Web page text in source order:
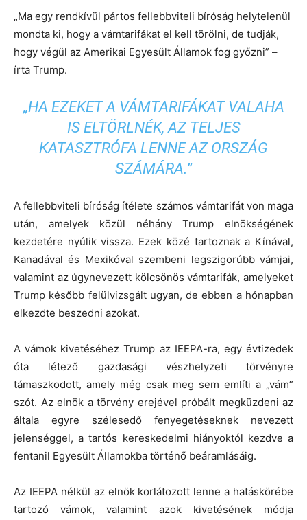
„Ma egy rendkívül pártos fellebbviteli bíróság helytelenül
mondta ki, hogy a vámtarifákat el kell törölni, de tudják,
hogy végül az Amerikai Egyesült Államok fog győzni” –
írta Trump.
„HA EZEKET A VÁMTARIFÁKAT VALAHA
IS ELTÖRLNÉK, AZ TELJES
KATASZTRÓFA LENNE AZ ORSZÁG
SZÁMÁRA.”
A fellebbviteli bíróság ítélete számos vámtarifát von maga
után, amelyek közül néhány Trump elnökségének
kezdetére nyúlik vissza. Ezek közé tartoznak a Kínával,
Kanadával és Mexikóval szembeni legszigorúbb vámjai,
valamint az úgynevezett kölcsönös vámtarifák, amelyeket
Trump később felülvizsgált ugyan, de ebben a hónapban
elkezdte beszedni azokat.
A vámok kivetéséhez Trump az IEEPA-ra, egy évtizedek
óta létező gazdasági vészhelyzeti törvényre
támaszkodott, amely még csak meg sem említi a „vám”
szót. Az elnök a törvény erejével próbált megküzdeni az
általa egyre szélesedő fenyegetéseknek nevezett
jelenséggel, a tartós kereskedelmi hiányoktól kezdve a
fentanil Egyesült Államokba történő beáramlásáig.
Az IEEPA nélkül az elnök korlátozott lenne a hatáskörébe
tartozó vámok, valamint azok kivetésének módja